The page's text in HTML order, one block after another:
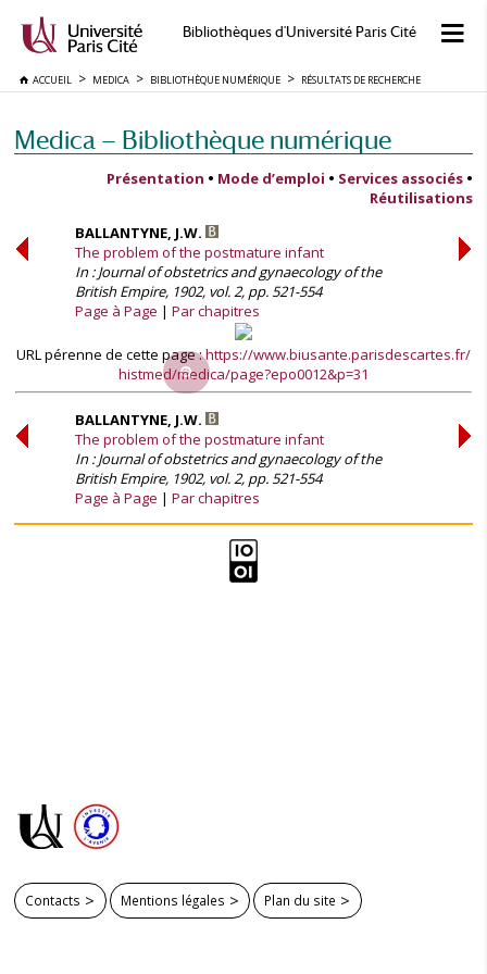
Bibliothèques d'Université Paris Cité
ACCUEIL MEDICA BIBLIOTHÈQUE NUMÉRIQUE RÉSULTATS DE RECHERCHE
Medica — Bibliothèque numérique
Présentation • Mode d’emploi • Services associés •
Réutilisations
BALLANTYNE, J.W.
The problem of the postmature infant
In : Journal of obstetrics and gynaecology of the
British Empire, 1902, vol. 2, pp. 521-554
Page à Page
Par chapitres
URL pérenne de cette page :https://www.biusante.parisdescartes.fr/
histmed/medica/page?epo0012&p=31
BALLANTYNE, J.W.
The problem of the postmature infant
In : Journal of obstetrics and gynaecology of the
British Empire, 1902, vol. 2, pp. 521-554
Page à Page
Par chapitres
Contacts Mentions légales Plan du site